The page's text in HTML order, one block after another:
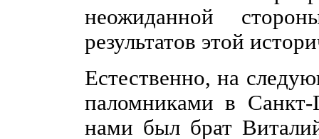
неожиданной
результатов этой
Естественно, на
паломниками в Санкт-
нами был брат